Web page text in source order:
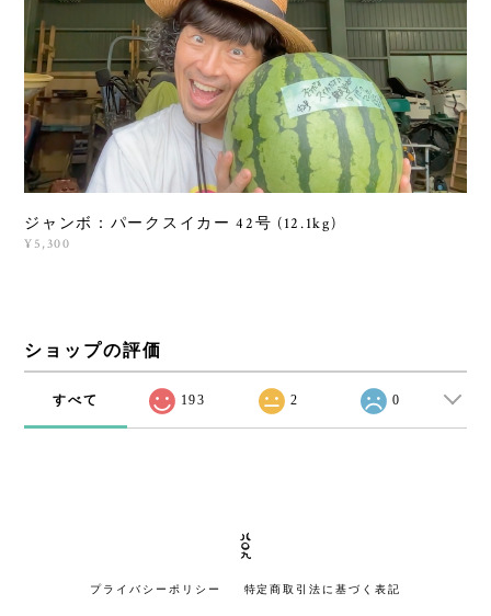
ジャンボ：パークスイカー 42号 (12.1kg)
¥5,300
ショップの評価
すべて 193 2 0
プライバシーポリシー 特定商取引法に基づく表記